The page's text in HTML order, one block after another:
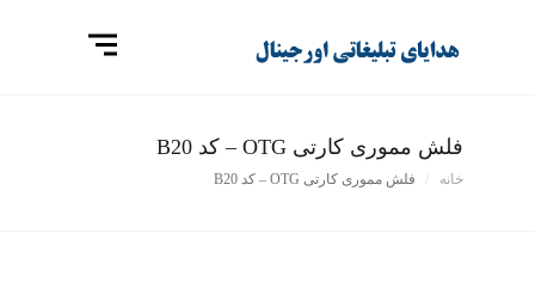
فلش مموری کارتی OTG – کد B20
خانه فلش مموری کارتی OTG – کد B20